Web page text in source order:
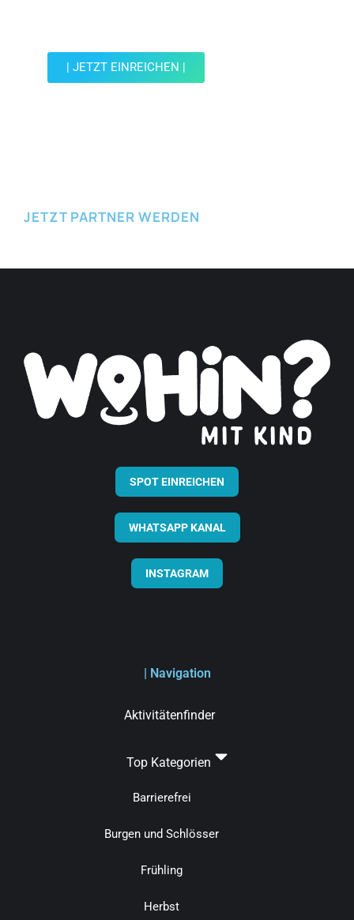
| JETZT EINREICHEN |
JETZT PARTNER WERDEN
SPOT EINREICHEN
WHATSAPP KANAL
INSTAGRAM
| Navigation
Aktivitätenfinder
Top Kategorien
Barrierefrei
Burgen und Schlösser
Frühling
Herbst